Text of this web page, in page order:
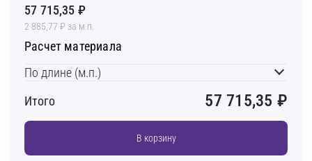
57 715,35 ₽
2 885,77 ₽ за м.п.
Расчет материала
По длине (м.п.)
Итого
57 715,35 ₽
В корзину